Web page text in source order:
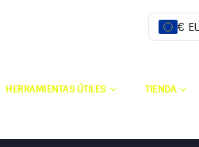
€
HERRAMIENTAS ÚTILES TIENDA